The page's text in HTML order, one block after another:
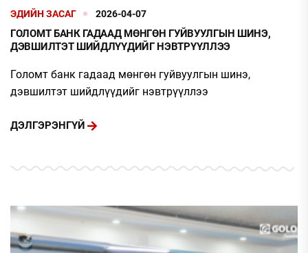
ЭДИЙН ЗАСАГ 2026-04-07
ГОЛОМТ БАНК ГАДААД МӨНГӨН ГУЙВУУЛГЫН ШИНЭ,
ДЭВШИЛТЭТ ШИЙДЛҮҮДИЙГ НЭВТРҮҮЛЛЭЭ
Голомт банк гадаад мөнгөн гуйвуулгын шинэ,
дэвшилтэт шийдлүүдийг нэвтрүүллээ
ДЭЛГЭРЭНГҮЙ